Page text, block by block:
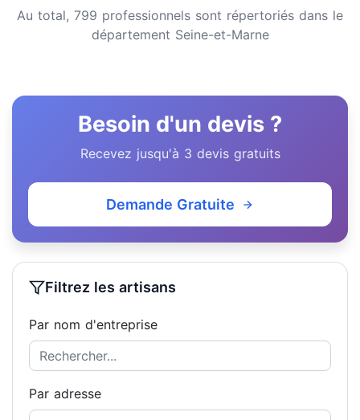
Au total, 799 professionnels sont répertoriés dans le
département Seine-et-Marne
Besoin d'un devis ?
Recevez jusqu'à 3 devis gratuits
Demande Gratuite
Filtrez les artisans
Par nom d'entreprise
Par adresse